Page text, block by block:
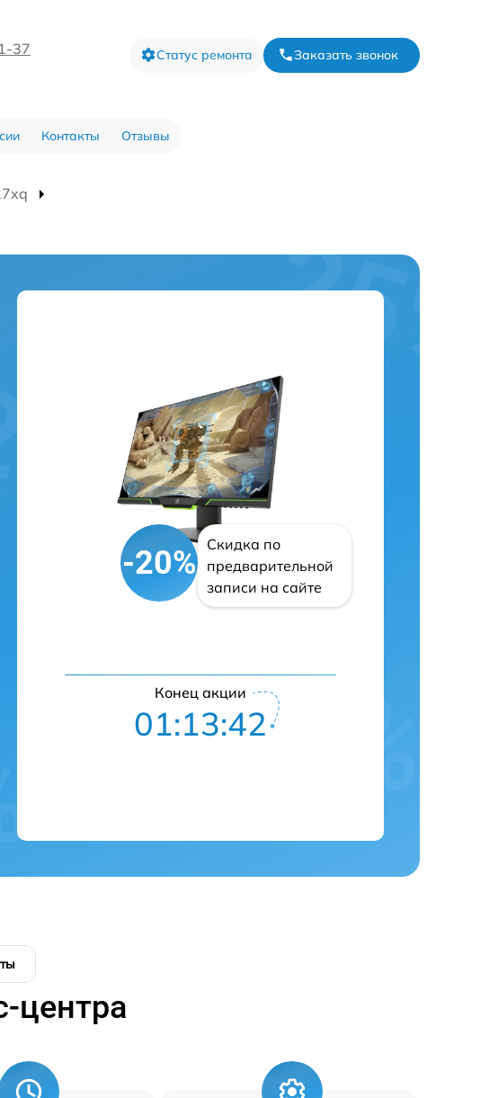
37 Статус ремонта Заказать звонок
Контакты Отзывы
-20%
Скидка по
предварительной
записи на сайте
Конец акции
01:13:41
центра